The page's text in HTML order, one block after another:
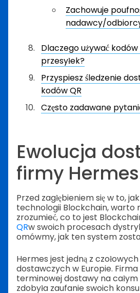
Zachowuje
nadawcy/
Dlaczego używać kodów
przesyłek?
Przyspiesz śledzenie
kodów QR
Często zadawane
Ewolucja
firmy
Przed zagłębieniem się w to,
technologii Blockchain, warto
zrozumieć, co to jest
QRw swoich procesach
omówmy, jak ten system
Hermes jest jedną z
dostawczych w Europie.
terminowej dostawy na
zdobyła zaufanie swoich